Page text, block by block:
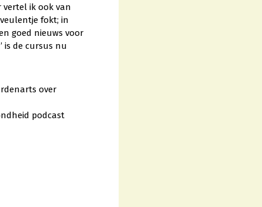
vertel ik ook van
fokt; in
goed nieuws voor
is de cursus nu
over
podcast